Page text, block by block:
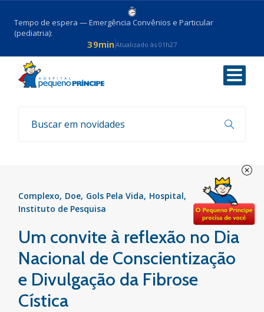
Tempo de espera — Emergência Convênios e Particular
(pediatria):
39min Atualizado às 01h27
Voltar
Notícias
Complexo Doe Gols Pela Vida Hospital
Instituto de Pesquisa
Um convite à reflexão no Dia
Nacional de Conscientização
e Divulgação da Fibrose
Cística